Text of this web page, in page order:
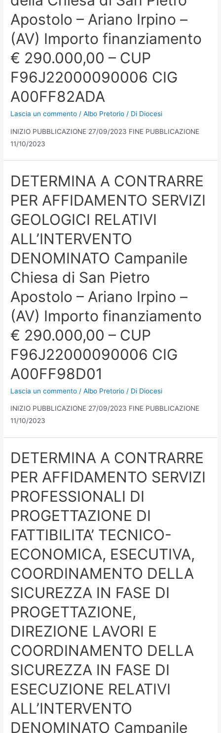
Apostolo – Ariano Irpino –
(AV) Importo finanziamento
€ 290.000,00 – CUP
F96J22000090006 CIG
A00FF82ADA
Lascia un commento /Albo Pretorio / Di Diocesi
INIZIO PUBBLICAZIONE 27/09/2023 FINE PUBBLICAZIONE
11/10/2023
DETERMINA A CONTRARRE
PER AFFIDAMENTO SERVIZI
GEOLOGICI RELATIVI
ALL’INTERVENTO
DENOMINATO Campanile
Chiesa di San Pietro
Apostolo – Ariano Irpino –
(AV) Importo finanziamento
€ 290.000,00 – CUP
F96J22000090006 CIG
A00FF98D01
Lascia un commento /Albo Pretorio / Di Diocesi
INIZIO PUBBLICAZIONE 27/09/2023 FINE PUBBLICAZIONE
11/10/2023
DETERMINA A CONTRARRE
PER AFFIDAMENTO SERVIZI
PROFESSIONALI DI
PROGETTAZIONE DI
FATTIBILITA’ TECNICO-
ECONOMICA, ESECUTIVA,
COORDINAMENTO DELLA
SICUREZZA IN FASE DI
PROGETTAZIONE,
DIREZIONE LAVORI E
COORDINAMENTO DELLA
SICUREZZA IN FASE DI
ESECUZIONE RELATIVI
ALL’INTERVENTO
DENOMINATO Campanile